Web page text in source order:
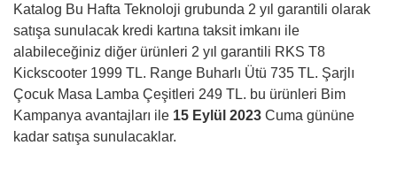
Katalog Bu Hafta Teknoloji grubunda 2 yıl garantili olarak
satışa sunulacak kredi kartına taksit imkanı ile
alabileceğiniz diğer ürünleri 2 yıl garantili RKS T8
Kickscooter 1999 TL. Range Buharlı Ütü 735 TL. Şarjlı
Çocuk Masa Lamba Çeşitleri 249 TL. bu ürünleri Bim
Kampanya avantajları ile 15 Eylül 2023 Cuma gününe
kadar satışa sunulacaklar.